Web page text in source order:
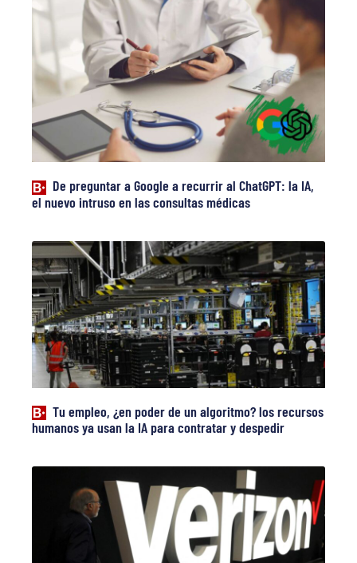
De preguntar a Google a recurrir al ChatGPT: la IA,
el nuevo intruso en las consultas médicas
Tu empleo, ¿en poder de un algoritmo? los recursos
humanos ya usan la IA para contratar y despedir